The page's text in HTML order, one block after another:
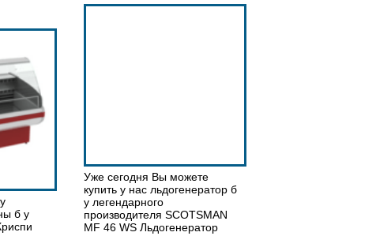
б у
Уже сегодня Вы можете
купить у нас льдогенератор б
у легендарного
производителя SCOTSMAN
MF 46 WS Льдогенератор